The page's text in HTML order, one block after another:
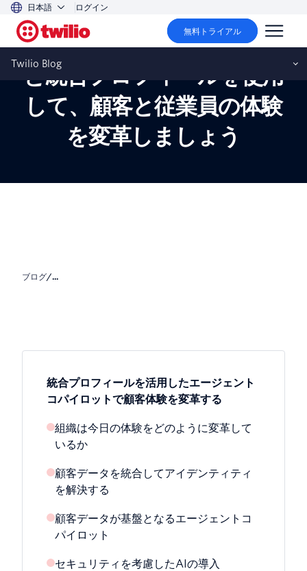
日本語 ログイン
無料トライアル
Twilio Blog
エージェントコパイロット
と統合プロフィールを使用
して、顧客と従業員の体験
を変革しましょう
ブログ/...
統合プロフィールを活用したエージェント
コパイロットで顧客体験を変革する
組織は今日の体験をどのように変革して
いるか
顧客データを統合してアイデンティティ
を解決する
顧客データが基盤となるエージェントコ
パイロット
セキュリティを考慮したAIの導入